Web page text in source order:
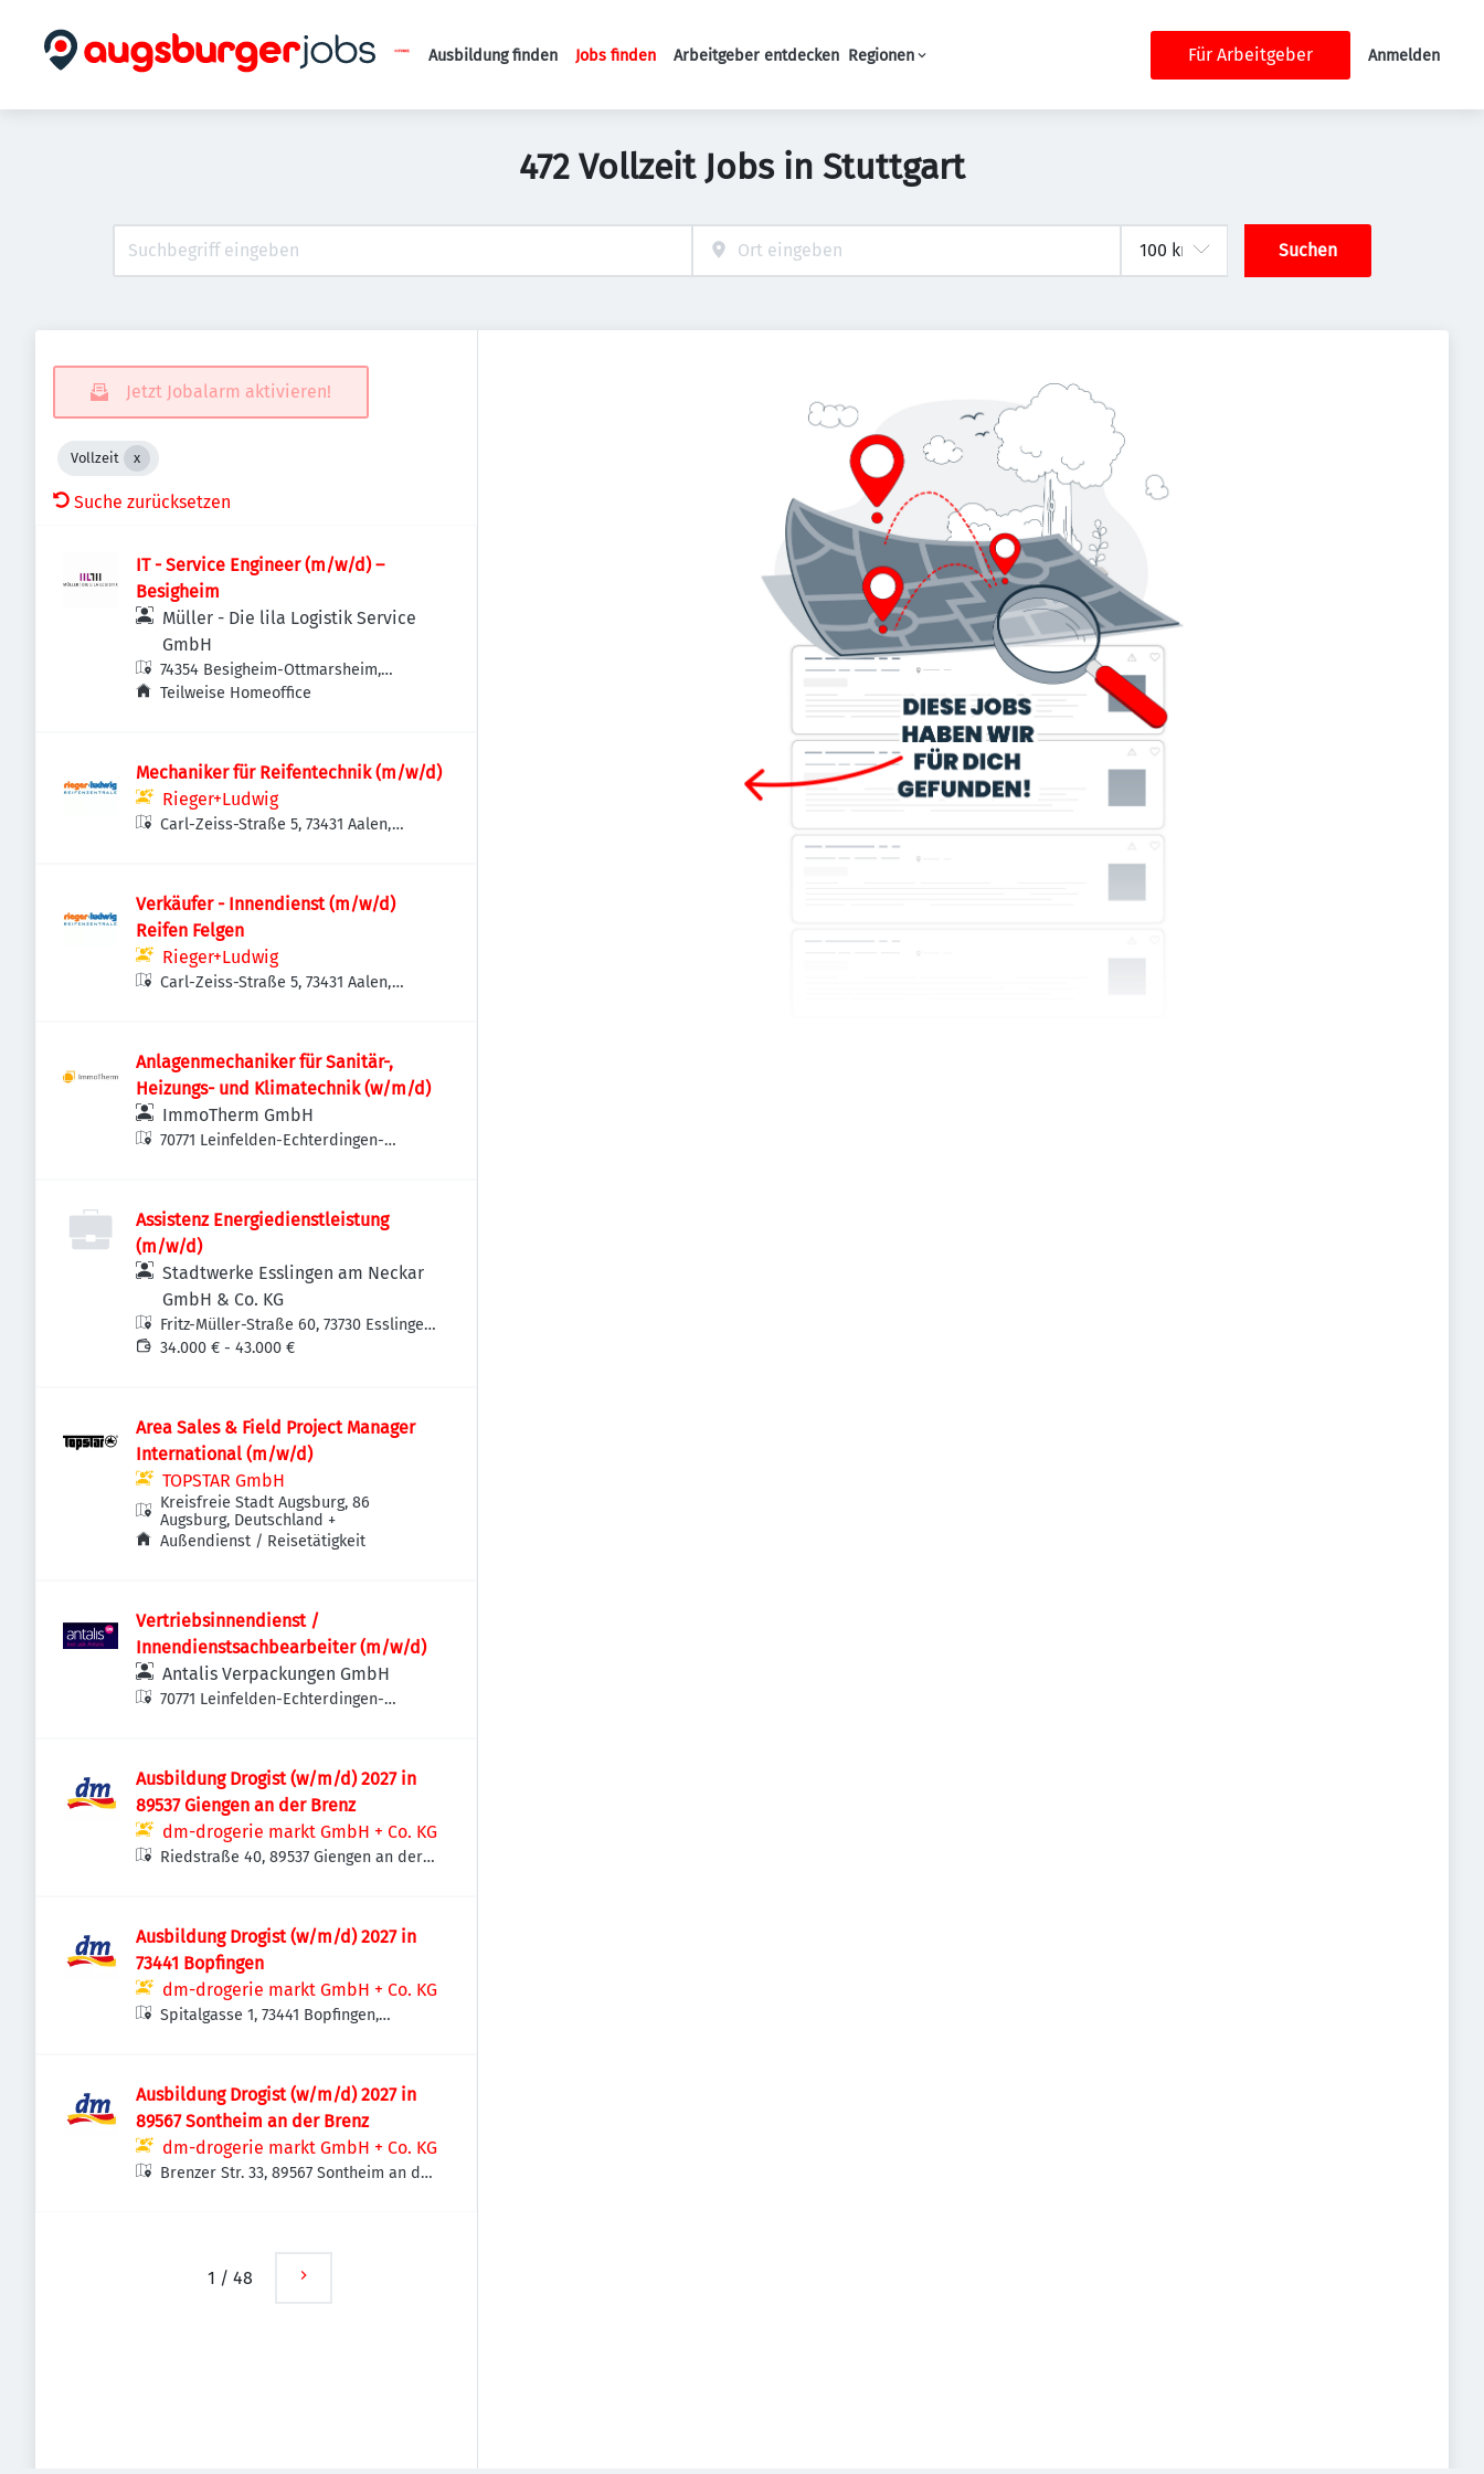
Haupt-Navigation
Ausbildung finden Jobs finden Arbeitgeber entdecken Regionen Für Arbeitgeber Anmelden
472 Vollzeit Jobs in Stuttgart
Suchen
Jetzt Jobalarm aktivieren!
Vollzeit
Suche zurücksetzen
IT - Service Engineer (m/w/d) –
Besigheim
Müller - Die lila Logistik Service
GmbH
74354 Besigheim-Ottmarsheim,
Deutschland
Teilweise Homeoffice
Mechaniker für Reifentechnik (m/w/d)
Rieger+Ludwig
Carl-Zeiss-Straße 5, 73431 Aalen,
Verkäufer - Innendienst (m/w/d)
Reifen Felgen
Rieger+Ludwig
Carl-Zeiss-Straße 5, 73431 Aalen,
Anlagenmechaniker für Sanitär-,
Heizungs- und Klimatechnik (w/m/d)
ImmoTherm GmbH
70771 Leinfelden-Echterdingen-
Assistenz Energiedienstleistung
(m/w/d)
Stadtwerke Esslingen am Neckar
GmbH & Co. KG
Fritz-Müller-Straße 60, 73730 Esslingen
am Neckar-Oberesslingen,
34.000 € - 43.000 €
Area Sales & Field Project Manager
International (m/w/d)
TOPSTAR GmbH
Kreisfreie Stadt Augsburg, 86
Augsburg, Deutschland +
Außendienst / Reisetätigkeit
Vertriebsinnendienst /
Innendienstsachbearbeiter (m/w/d)
Antalis Verpackungen GmbH
70771 Leinfelden-Echterdingen-
Ausbildung Drogist (w/m/d) 2027 in
89537 Giengen an der Brenz
dm-drogerie markt GmbH + Co. KG
Riedstraße 40, 89537 Giengen an der
Ausbildung Drogist (w/m/d) 2027 in
73441 Bopfingen
dm-drogerie markt GmbH + Co. KG
Spitalgasse 1, 73441 Bopfingen,
Ausbildung Drogist (w/m/d) 2027 in
89567 Sontheim an der Brenz
dm-drogerie markt GmbH + Co. KG
Brenzer Str. 33, 89567 Sontheim an der
1 / 48